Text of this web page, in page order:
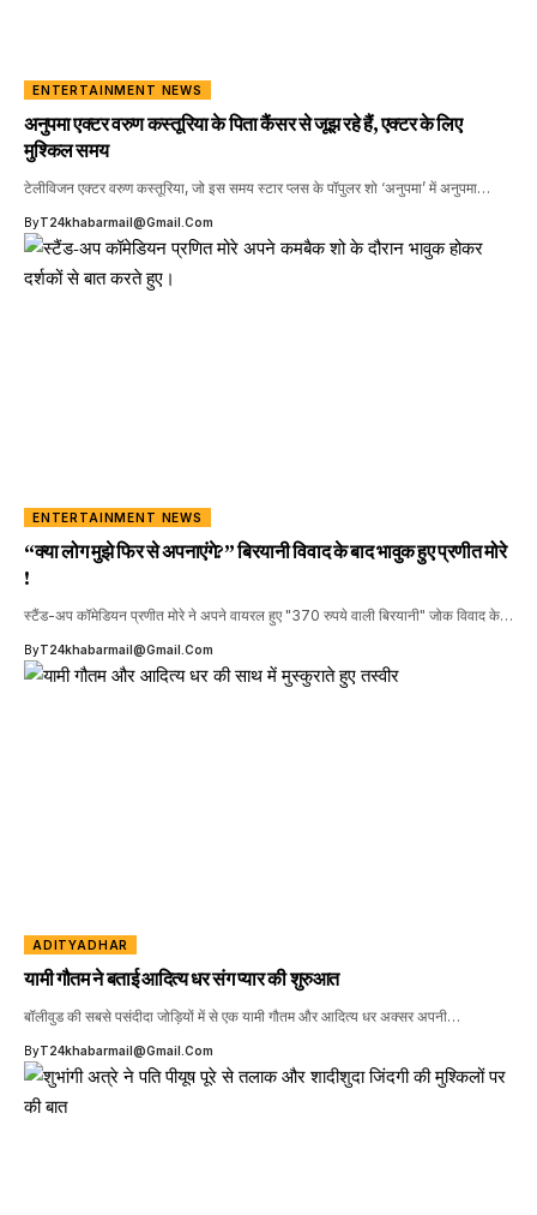
ENTERTAINMENT NEWS
अनुपमा एक्टर वरुण कस्तूरिया के पिता कैंसर से जूझ रहे हैं, एक्टर के लिए
मुश्किल समय
टेलीविजन एक्टर वरुण कस्तूरिया, जो इस समय स्टार प्लस के पॉपुलर शो ‘अनुपमा’ में अनुपमा…
ByT24khabarmail@gmail.com
ENTERTAINMENT NEWS
“क्या लोग मुझे फिर से अपनाएंगे?” बिरयानी विवाद के बाद भावुक हुए प्रणीत मोरे
!
स्टैंड-अप कॉमेडियन प्रणीत मोरे ने अपने वायरल हुए "370 रुपये वाली बिरयानी" जोक विवाद के…
ByT24khabarmail@gmail.com
ADITYADHAR
यामी गौतम ने बताई आदित्य धर संग प्यार की शुरुआत
बॉलीवुड की सबसे पसंदीदा जोड़ियों में से एक यामी गौतम और आदित्य धर अक्सर अपनी…
ByT24khabarmail@gmail.com